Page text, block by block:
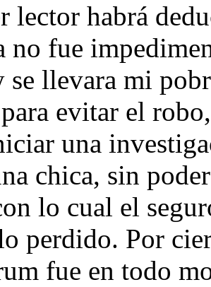
lector habrá
no fue
llevara mi
evitar el
una
chica, sin
lo cual el
perdido. Por
fue en todo